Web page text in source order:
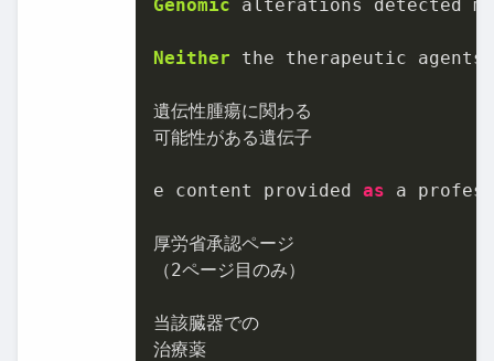
Genomic alterations detected
Neither the therapeutic
遺伝性腫瘍に関わる
可能性がある遺伝子
e content provided as a
厚労省承認ページ
（2ページ目のみ）
当該臓器での
治療薬